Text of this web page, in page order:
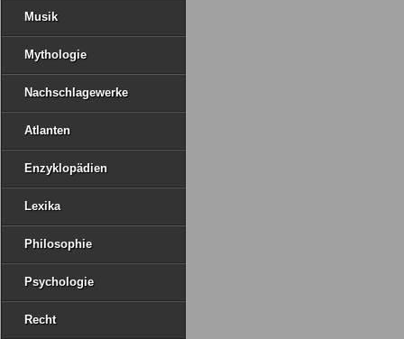
Musik
Mythologie
Nachschlagewerke
Atlanten
Enzyklopädien
Lexika
Philosophie
Psychologie
Recht